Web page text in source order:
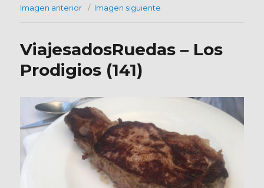
Imagen anterior Imagen siguiente
ViajesadosRuedas – Los
Prodigios (141)